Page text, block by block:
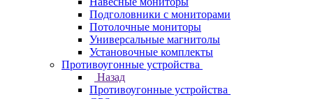
Подголовники с мониторами
Потолочные мониторы
Универсальные магнитолы
Установочные комплекты
Противоугонные устройства
Назад
Противоугонные устройства